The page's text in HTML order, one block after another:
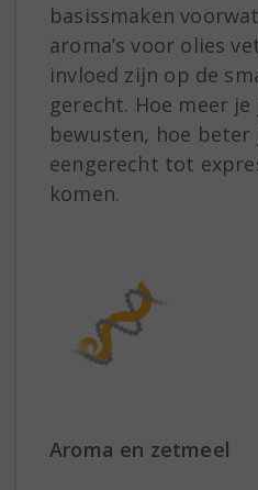
basissmaken
aroma’s voor olies
invloed zijn op de
gerecht. Hoe meer
bewusten, hoe beter
eengerecht tot
komen.
Aroma en zetmeel